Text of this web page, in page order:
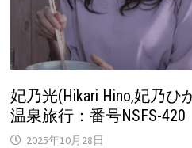
妃乃光(Hikari Hino,妃乃
温泉旅行：番号NSFS-420
2025年10月28日